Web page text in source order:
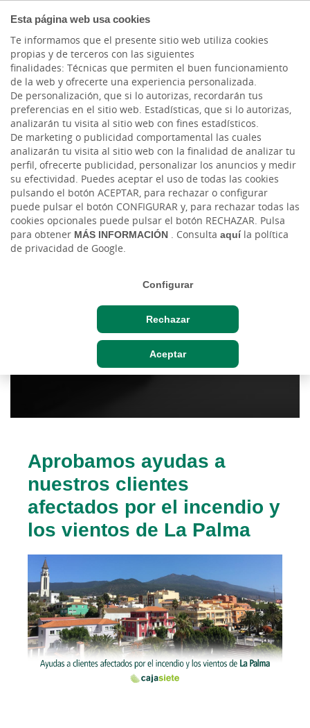
Esta página web usa cookies
Te informamos que el presente sitio web utiliza cookies
propias y de terceros con las siguientes
finalidades: Técnicas que permiten el buen funcionamiento
de la web y ofrecerte una experiencia personalizada.
De personalización, que si lo autorizas, recordarán tus
preferencias en el sitio web. Estadísticas, que si lo autorizas,
analizarán tu visita al sitio web con fines estadísticos.
De marketing o publicidad comportamental las cuales
analizarán tu visita al sitio web con la finalidad de analizar tu
perfil, ofrecerte publicidad, personalizar los anuncios y medir
su efectividad. Puedes aceptar el uso de todas las cookies
pulsando el botón ACEPTAR, para rechazar o configurar
puede pulsar el botón CONFIGURAR y, para rechazar todas las
cookies opcionales puede pulsar el botón RECHAZAR. Pulsa
para obtener MÁS INFORMACIÓN . Consulta aquíla política
de privacidad de Google.
Configurar
Rechazar
Aceptar
Cargando contenido, por favor espere...
CAJASIETE
Sala de Prensa
Aprobamos ayudas a
nuestros clientes
afectados por el incendio y
los vientos de La Palma